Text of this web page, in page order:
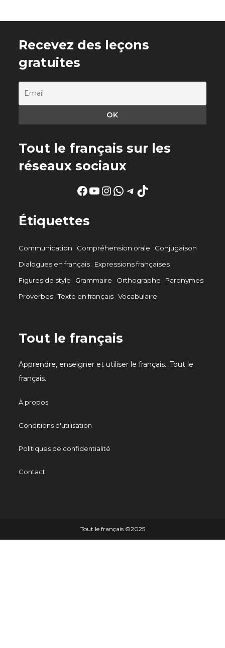
Recevez des leçons
gratuites
Tout le français sur les
réseaux sociaux
Facebook
YouTube
Instagram
WhatsApp
Telegram
TikTok
Étiquettes
Communication Compréhension orale
Conjugaison
Dialogues en français
Expressions françaises
Figures de style
Grammaire Orthographe
Paronymes
Proverbes Texte en français Vocabulaire
Tout le français
Apprendre, enseigner et utiliser le français.. Tout le
français.
À propos
Conditions d'utilisation
Politiques de confidentialité
Contact
Tout le français ©️2025